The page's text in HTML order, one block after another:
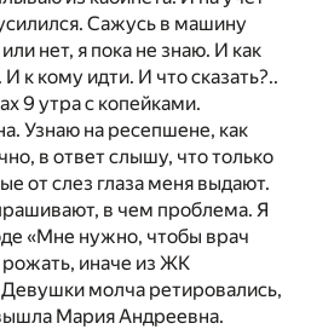
Сажусь в машину
нет, я пока не знаю. И как
к кому идти. И что сказать?..
9 утра с копейками.
Узнаю на ресепшене, как
в ответ слышу, что только
от слез глаза меня выдают.
в чем проблема. Я
«Мне нужно, чтобы врач
иначе из ЖК
молча ретировались,
Мария Андреевна.